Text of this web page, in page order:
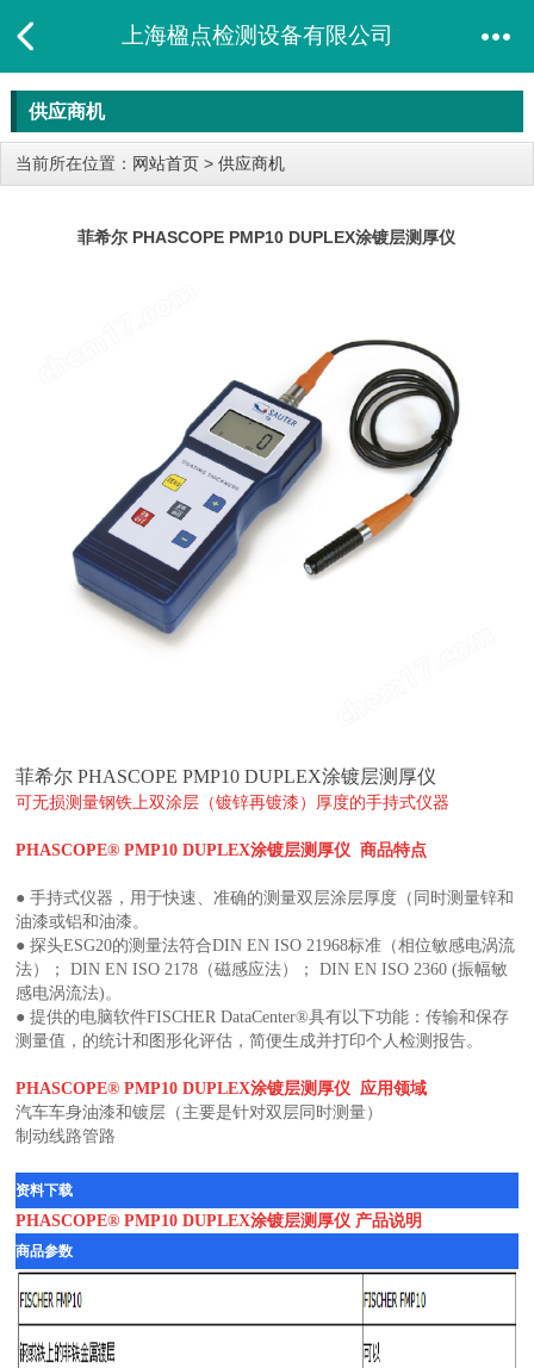
上海楹点检测设备有限公司
供应商机
当前所在位置： 网站首页 > 供应商机
菲希尔 PHASCOPE PMP10 DUPLEX涂镀层测厚仪
菲希尔 PHASCOPE PMP10 DUPLEX涂镀层测厚仪
可无损测量钢铁上双涂层（镀锌再镀漆）厚度的手持式仪器
PHASCOPE® PMP10 DUPLEX涂镀层测厚仪 商品特点
● 手持式仪器，用于快速、准确的测量双层涂层厚度（同时测量锌和
油漆或铝和油漆。
●探头ESG20的测量法符合DIN EN ISO 21968标准（相位敏感电涡流
法）； DIN EN ISO 2178（磁感应法）； DIN EN ISO 2360 (振幅敏
感电涡流法)。
●提供的电脑软件FISCHER DataCenter®具有以下功能：传输和保存
测量值，的统计和图形化评估，简便生成并打印个人检测报告。
PHASCOPE® PMP10 DUPLEX涂镀层测厚仪 应用领域
汽车车身油漆和镀层（主要是针对双层同时测量）
制动线路管路
资料下载
PHASCOPE® PMP10 DUPLEX涂镀层测厚仪 产品说明
商品参数